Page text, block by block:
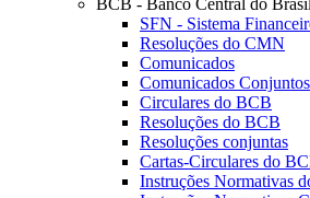
BCB - Banco Central do Brasil
SFN - Sistema
Resoluções do CMN
Comunicados
Comunicados Conjuntos
Circulares do BCB
Resoluções do BCB
Resoluções conjuntas
Cartas-Circulares do
Instruções Normativas